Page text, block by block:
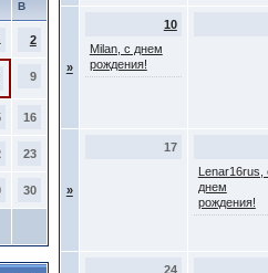
В
2
9
16
23
30
»
10
Milan, с днем
рождения!
»
17
Lenar16rus,
днем
рождения!
24